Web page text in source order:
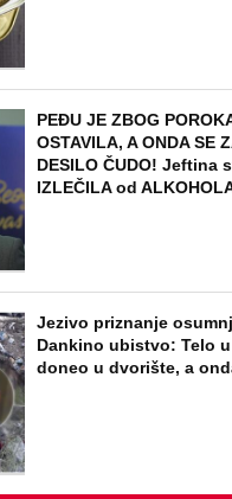
PEĐU JE ZBOG
OSTAVILA, A ONDA SE
DESILO ČUDO! Jeftina
IZLEČILA od
Jezivo priznanje
Dankino ubistvo: Telo
doneo u dvorište, a